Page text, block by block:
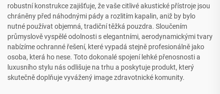
robustní konstrukce zajišťuje, že vaše citlivé akustické přístroje jsou
chráněny před náhodnými pády a rozlitím kapalin, aniž by bylo
nutné používat objemná, tradiční těžká pouzdra. Sloučením
průmyslově vyspělé odolnosti s elegantními, aerodynamickými tvary
nabízíme ochranné řešení, které vypadá stejně profesionálně jako
osoba, která ho nese. Toto dokonalé spojení lehké přenosnosti a
luxusního stylu nás odlišuje na trhu a poskytuje produkt, který
skutečně doplňuje vyvážený image zdravotnické komunity.